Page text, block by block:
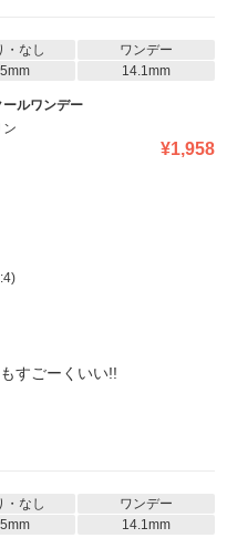
・なし
ワンデー
14.1mm
ールワンデー
ン
¥1,958
4)
すごーくいい!!
・なし
ワンデー
14.1mm